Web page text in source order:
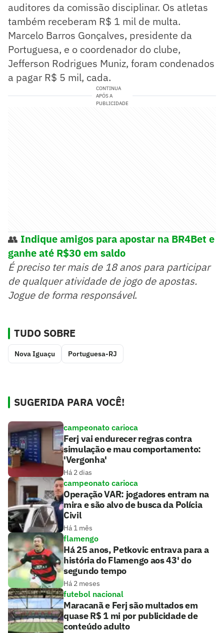
auditores da comissão disciplinar. Os atletas
também receberam R$ 1 mil de multa.
Marcelo Barros Gonçalves, presidente da
Portuguesa, e o coordenador do clube,
Jefferson Rodrigues Muniz, foram condenados
a pagar R$ 5 mil, cada.
CONTINUA
APÓS A
PUBLICIDADE
👥 Indique amigos para apostar na BR4Bet e
ganhe até R$30 em saldo
É preciso ter mais de 18 anos para participar
de qualquer atividade de jogo de apostas.
Jogue de forma responsável.
TUDO SOBRE
Nova Iguaçu Portuguesa-RJ
SUGERIDA PARA VOCÊ!
campeonato carioca
Ferj vai endurecer regras contra
simulação e mau comportamento:
'Vergonha'
Há 2 dias
campeonato carioca
Operação VAR: jogadores entram na
mira e são alvo de busca da Polícia
Civil
Há 1 mês
flamengo
Há 25 anos, Petkovic entrava para a
história do Flamengo aos 43' do
segundo tempo
Há 2 meses
futebol nacional
Maracanã e Ferj são multados em
quase R$ 1 mi por publicidade de
conteúdo adulto